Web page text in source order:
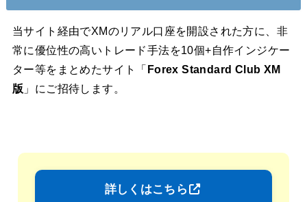
当サイト経由でXMのリアル口座を開設された方に、非
常に優位性の高いトレード手法を10個+自作インジケー
ター等をまとめたサイト「 Forex Standard Club XM
版 」にご招待します。
詳しくはこちら